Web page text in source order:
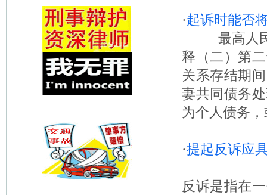
·起诉时能否
最高人民
释（二）第
关系存结期
妻共同债务
为个人债务
·提起反诉应
反诉是指在